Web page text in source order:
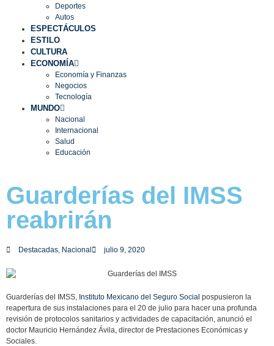
Deportes
Autos
ESPECTÁCULOS
ESTILO
CULTURA
ECONOMÍA
Economía y Finanzas
Negocios
Tecnología
MUNDO
Nacional
Internacional
Salud
Educación
Guarderías del IMSS
reabrirán
Destacadas, Nacional julio 9, 2020
Guarderías del IMSS, Instituto Mexicano del Seguro Social pospusieron la
reapertura de sus instalaciones para el 20 de julio para hacer una profunda
revisión de protocolos sanitarios y actividades de capacitación, anunció el
doctor Mauricio Hernández Ávila, director de Prestaciones Económicas y
Sociales.